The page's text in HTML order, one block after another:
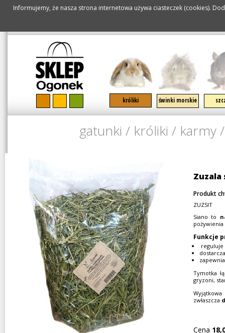
pomiń nawigację
króliki
świnki morskie
gatunki / króliki / karmy /
Zuzala
Produkt
ZUZSIT
Siano to
Funkcje
reguluje
Tymotka
gryzoni,
zwłaszcza
Cena
Informujemy, że nasza strona internetowa używa ciasteczek (cookies).